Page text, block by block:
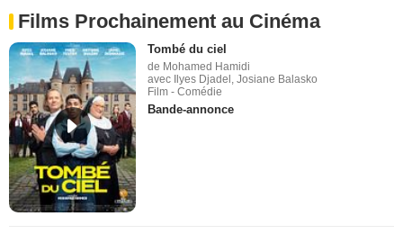
Films Prochainement au Cinéma
Tombé du ciel
de Mohamed Hamidi
avec Ilyes Djadel, Josiane Balasko
Film - Comédie
Bande-annonce